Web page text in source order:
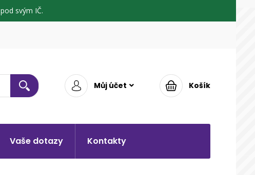
pod svým IČ.
Můj účet Košík
Vaše dotazy Kontakty